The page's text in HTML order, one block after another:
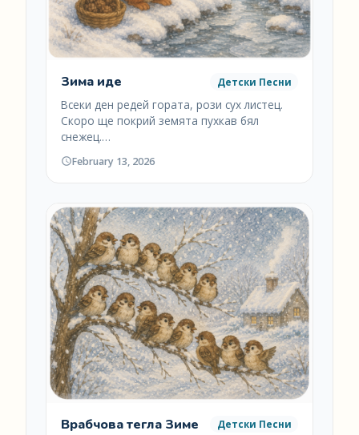
Зима иде Детски Песни
Всеки ден редей гората, рози сух листец.
Скоро ще покрий земята пухкав бял
снежец.…
February 13, 2026
Врабчова тегла Зиме Детски Песни